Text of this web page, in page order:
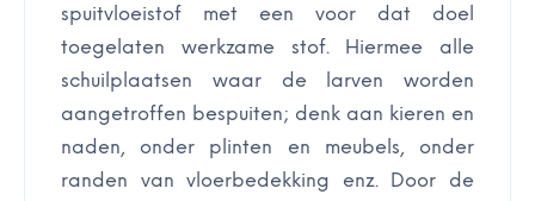
spuitvloeistof met een voor dat doel
toegelaten werkzame stof. Hiermee alle
schuilplaatsen waar de larven worden
aangetroffen bespuiten; denk aan kieren en
naden, onder plinten en meubels, onder
randen van vloerbedekking enz. Door de